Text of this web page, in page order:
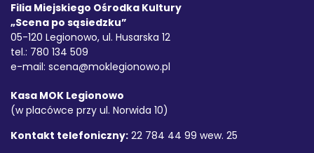
Filia Miejskiego Ośrodka Kultury
„Scena po sąsiedzku”
05-120 Legionowo, ul. Husarska 12
tel.: 780 134 509
e-mail: scena@moklegionowo.pl
Kasa MOK Legionowo
(w placówce przy ul. Norwida 10)
Kontakt telefoniczny: 22 784 44 99 wew. 25